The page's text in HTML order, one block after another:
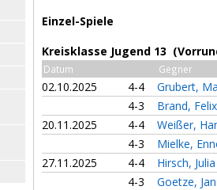
Einzel-Spiele
Kreisklasse Jugend 13
Datum Gegner
02.10.2025 4-4
Grubert,
4-3
Brand,
20.11.2025
4-4
Weißer,
4-3
Mielke,
27.11.2025
4-4
Hirsch,
4-3
Goetze,